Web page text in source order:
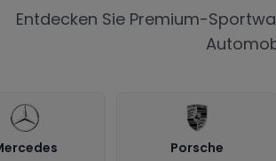
Entdecken Sie Premium-
Porsche